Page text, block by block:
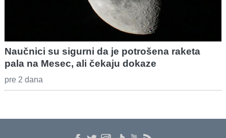
Naučnici su sigurni da je potrošena raketa
pala na Mesec, ali čekaju dokaze
pre 2 dana